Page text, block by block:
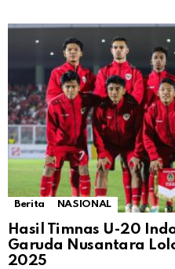
Berita NASIONAL
Hasil Timnas U-20
Garuda Nusantara
2025